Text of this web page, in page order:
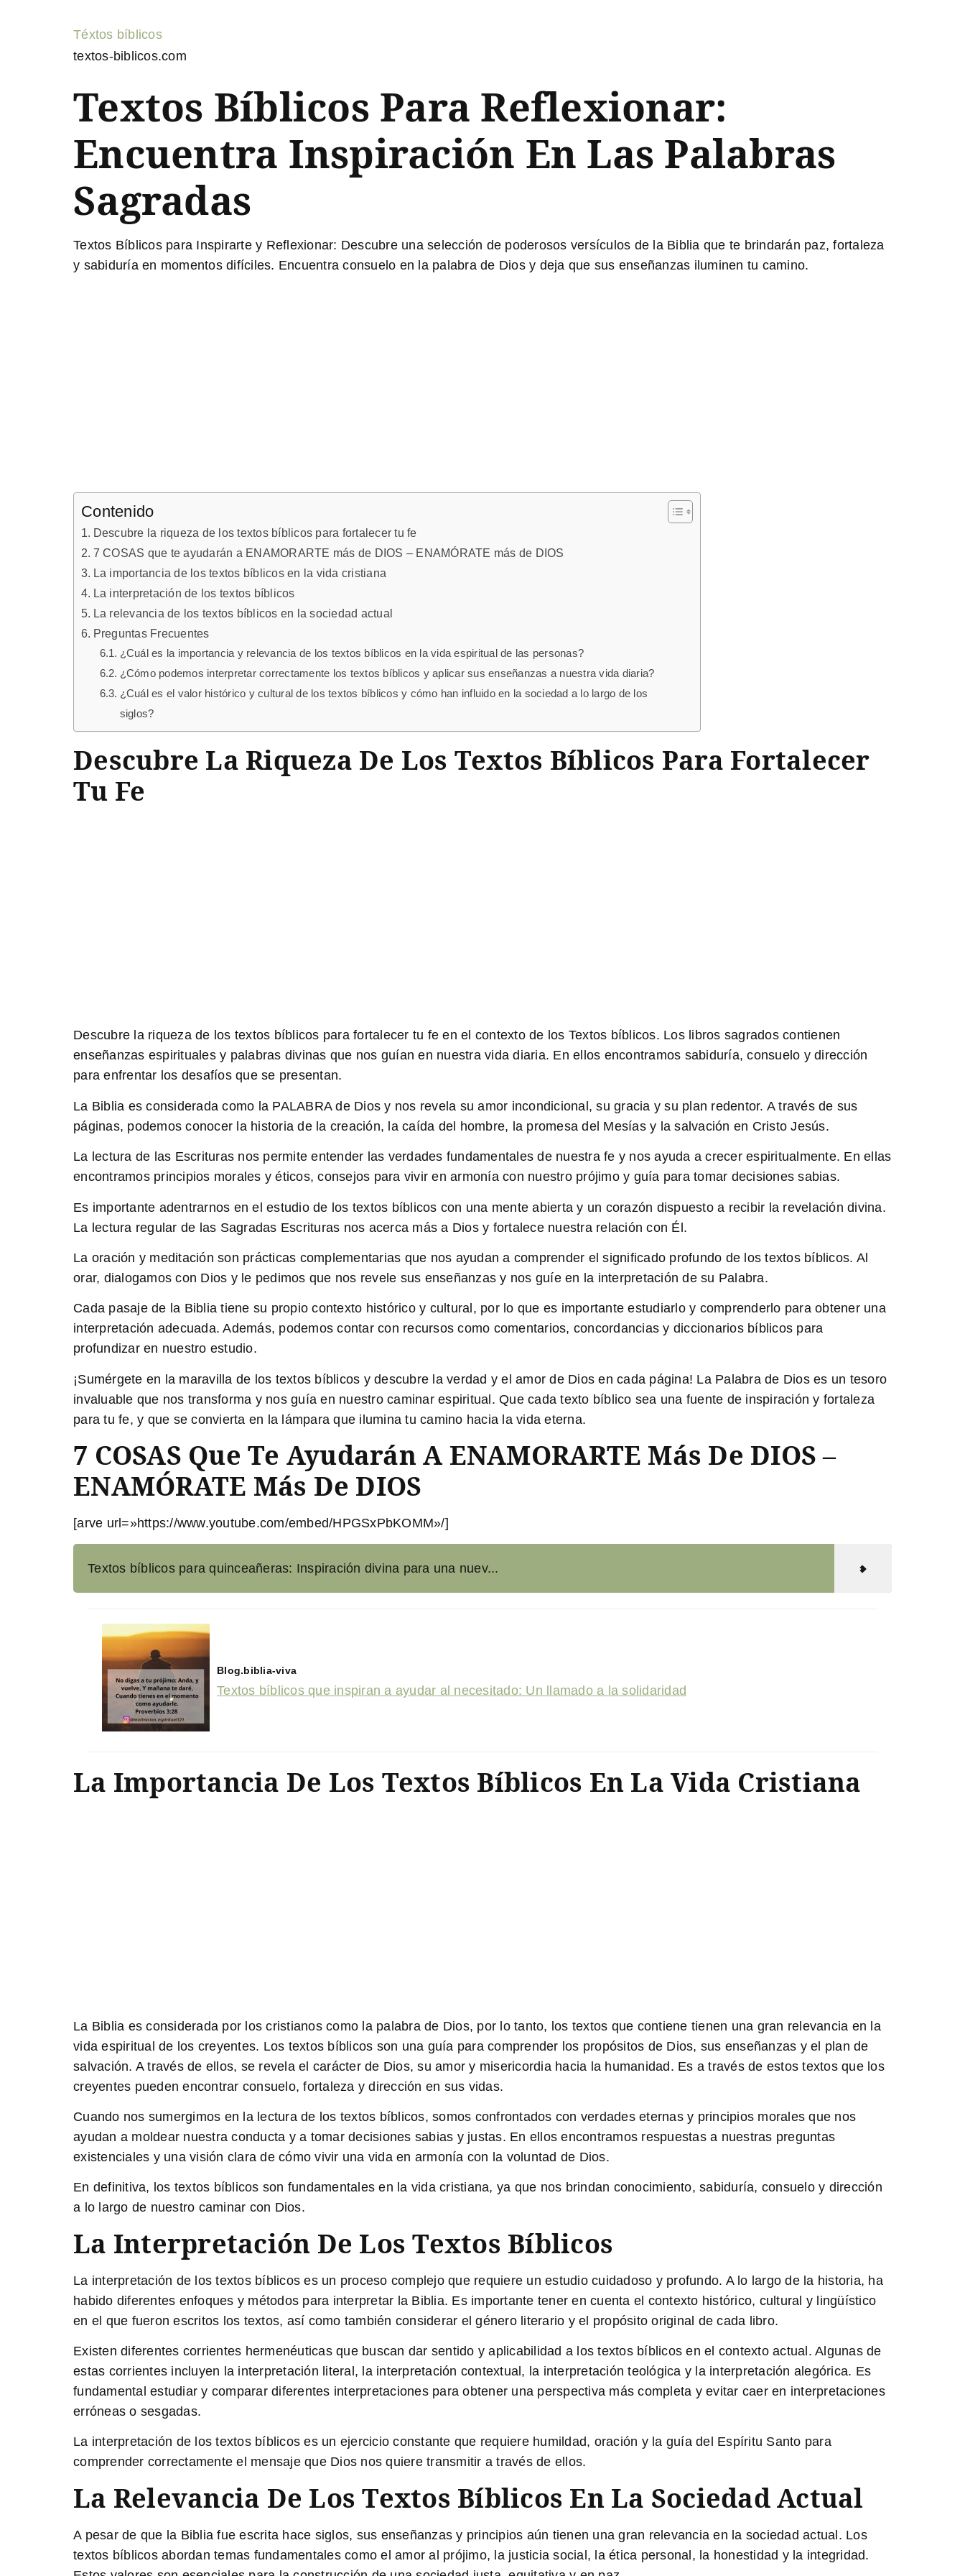
Téxtos bíblicos
textos-biblicos.com
Textos Bíblicos Para Reflexionar:
Encuentra Inspiración En Las Palabras
Sagradas
Textos Bíblicos para Inspirarte y Reflexionar: Descubre una selección de poderosos versículos de la Biblia que te brindarán paz, fortaleza
y sabiduría en momentos difíciles. Encuentra consuelo en la palabra de Dios y deja que sus enseñanzas iluminen tu camino.
Contenido
Descubre la riqueza de los textos bíblicos para fortalecer tu fe
7 COSAS que te ayudarán a ENAMORARTE más de DIOS – ENAMÓRATE más de DIOS
La importancia de los textos bíblicos en la vida cristiana
La interpretación de los textos bíblicos
La relevancia de los textos bíblicos en la sociedad actual
Preguntas Frecuentes
¿Cuál es la importancia y relevancia de los textos bíblicos en la vida espiritual de las personas?
¿Cómo podemos interpretar correctamente los textos bíblicos y aplicar sus enseñanzas a nuestra vida diaria?
¿Cuál es el valor histórico y cultural de los textos bíblicos y cómo han influido en la sociedad a lo largo de los
siglos?
Descubre La Riqueza De Los Textos Bíblicos Para Fortalecer
Tu Fe
Descubre la riquezade los textos bíblicos para fortalecer tu fe en el contexto de los Textos bíblicos. Los libros sagrados contienen
enseñanzas espirituales y palabras divinas que nos guían en nuestra vida diaria. En ellos encontramos sabiduría, consuelo y dirección
para enfrentar los desafíos que se presentan.
La Biblia es considerada como la PALABRA de Dios y nos revela su amor incondicional, su gracia y su plan redentor. A través de sus
páginas, podemos conocer la historia de la creación, la caída del hombre, la promesa del Mesías y la salvación en Cristo Jesús.
La lectura de las Escrituras nos permite entender las verdades fundamentales de nuestra fe y nos ayuda a crecer espiritualmente. En ellas
encontramos principios morales y éticos, consejos para vivir en armonía con nuestro prójimo y guía para tomar decisiones sabias.
Es importante adentrarnos en el estudio de los textos bíblicos con una mente abierta y un corazón dispuesto a recibir la revelación divina.
La lectura regular de las Sagradas Escrituras nos acerca más a Dios y fortalece nuestra relación con Él.
La oración y meditación son prácticas complementarias que nos ayudan a comprender el significado profundo de los textos bíblicos. Al
orar, dialogamos con Dios y le pedimos que nos revele sus enseñanzas y nos guíe en la interpretación de su Palabra.
Cada pasaje de la Biblia tiene su propio contexto histórico y cultural, por lo que es importante estudiarlo y comprenderlo para obtener una
interpretación adecuada. Además, podemos contar con recursos como comentarios, concordancias y diccionarios bíblicos para
profundizar en nuestro estudio.
¡Sumérgete en la maravilla de los textos bíblicos y descubre la verdad y el amor de Dios en cada página! La Palabra de Dios es un tesoro
invaluable que nos transforma y nos guía en nuestro caminar espiritual. Que cada texto bíblico sea una fuente de inspiración y fortaleza
para tu fe, y que se convierta en la lámpara que ilumina tu camino hacia la vida eterna.
7 COSAS Que Te Ayudarán A ENAMORARTE Más De DIOS –
ENAMÓRATE Más De DIOS
[arve url=»https://www.youtube.com/embed/HPGSxPbKOMM»/]
Textos bíblicos para quinceañeras: Inspiración divina para una nuev...
Blog.biblia-viva
Textos bíblicos que inspiran a ayudar al necesitado: Un llamado a la solidaridad
La Importancia De Los Textos Bíblicos En La Vida Cristiana
La Biblia es considerada por los cristianos como la palabra de Dios, por lo tanto, los textos que contiene tienen una gran relevancia en la
vida espiritual de los creyentes. Los textos bíblicos son una guía para comprender los propósitos de Dios, sus enseñanzas y el plan de
salvación. A través de ellos, se revela el carácter de Dios, su amor y misericordia hacia la humanidad. Es a través de estos textos que los
creyentes pueden encontrar consuelo, fortaleza y dirección en sus vidas.
Cuando nos sumergimos en la lectura de los textos bíblicos, somos confrontados con verdades eternas y principios morales que nos
ayudan a moldear nuestra conducta y a tomar decisiones sabias y justas. En ellos encontramos respuestas a nuestras preguntas
existenciales y una visión clara de cómo vivir una vida en armonía con la voluntad de Dios.
En definitiva, los textos bíblicos son fundamentales en la vida cristiana, ya que nos brindan conocimiento, sabiduría, consuelo y dirección
a lo largo de nuestro caminar con Dios.
La Interpretación De Los Textos Bíblicos
La interpretación de los textos bíblicos es un proceso complejo que requiere un estudio cuidadoso y profundo. A lo largo de la historia, ha
habido diferentes enfoques y métodos para interpretar la Biblia. Es importante tener en cuenta el contexto histórico, cultural y lingüístico
en el que fueron escritos los textos, así como también considerar el género literario y el propósito original de cada libro.
Existen diferentes corrientes hermenéuticas que buscan dar sentido y aplicabilidad a los textos bíblicos en el contexto actual. Algunas de
estas corrientes incluyen la interpretación literal, la interpretación contextual, la interpretación teológica y la interpretación alegórica. Es
fundamental estudiar y comparar diferentes interpretaciones para obtener una perspectiva más completa y evitar caer en interpretaciones
erróneas o sesgadas.
La interpretación de los textos bíblicos es un ejercicio constante que requiere humildad, oración y la guía del Espíritu Santo para
comprender correctamente el mensaje que Dios nos quiere transmitir a través de ellos.
La Relevancia De Los Textos Bíblicos En La Sociedad Actual
A pesar de que la Biblia fue escrita hace siglos, sus enseñanzas y principios aún tienen una gran relevancia en la sociedad actual. Los
textos bíblicos abordan temas fundamentales como el amor al prójimo, la justicia social, la ética personal, la honestidad y la integridad.